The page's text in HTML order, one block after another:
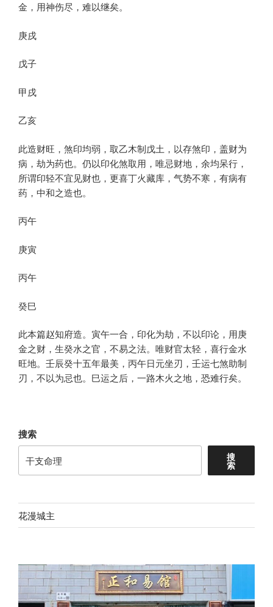
金，用神伤尽，难以继矣。
庚戌
戊子
甲戌
乙亥
此造财旺，煞印均弱，取乙木制戊土，以存煞印，盖财为
病，劫为药也。仍以印化煞取用，唯忌财地，余均呆行，
所谓印轻不宜见财也，更喜丁火藏库，气势不寒，有病有
药，中和之造也。
丙午
庚寅
丙午
癸巳
此本篇赵知府造。寅午一合，印化为劫，不以印论，用庚
金之财，生癸水之官，不易之法。唯财官太轻，喜行金水
旺地。壬辰癸十五年最美，丙午日元坐刃，壬运七煞助制
刃，不以为忌也。巳运之后，一路木火之地，恐难行矣。
搜索
搜
索
花漫城主